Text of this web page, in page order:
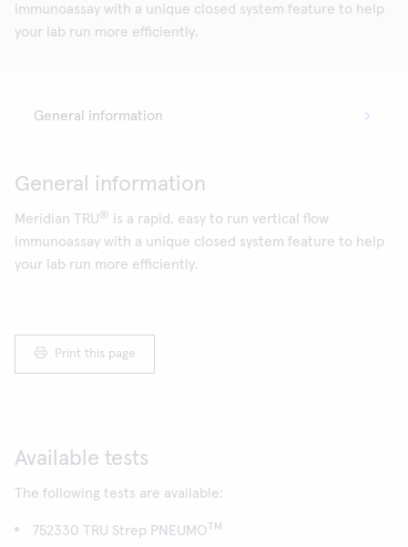
immunoassay with a unique closed system feature to help
your lab run more efficiently.
General information
Meridian TRU® is a rapid, easy to run vertical flow
immunoassay with a unique closed system feature to help
your lab run more efficiently.
Print this page
Available tests
The following tests are available:
752330 TRU Strep PNEUMOTM